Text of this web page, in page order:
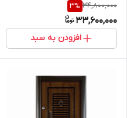
34,800,000
3%
33,600,000
افزودن به سبد